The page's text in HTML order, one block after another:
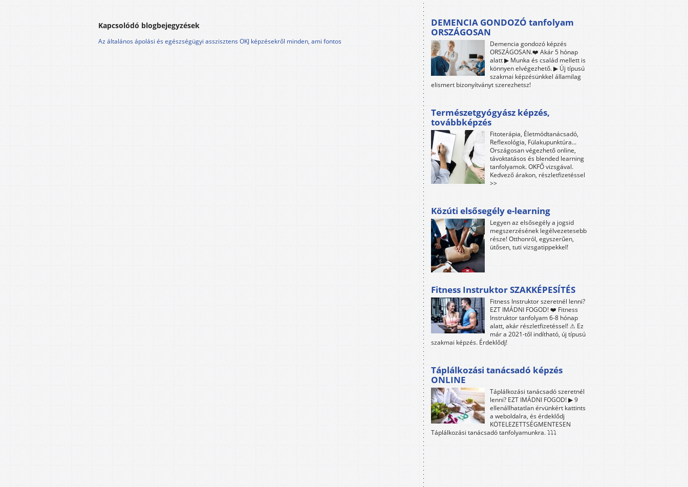
Kapcsolódó blogbejegyzések
Az általános ápolási és egészségügyi asszisztens OKJ képzésekről minden, ami fontos
DEMENCIA GONDOZÓ tanfolyam
ORSZÁGOSAN
Demencia gondozó képzés
ORSZÁGOSAN.❤️ Akár 5 hónap
alatt ▶ Munka és család mellett is
könnyen elvégezhető. ▶ Új típusú
szakmai képzésünkkel államilag
elismert bizonyítványt szerezhetsz!
Természetgyógyász képzés,
továbbképzés
Fitoterápia, Életmódtanácsadó,
Reflexológia, Fülakupunktúra...
Országosan végezhető online,
távoktatásos és blended learning
tanfolyamok. OKFŐ vizsgával.
Kedvező árakon, részletfizetéssel
>>
Közúti elsősegély e-learning
Legyen az elsősegély a jogsid
megszerzésének legélvezetesebb
része! Otthonról, egyszerűen,
ütősen, tuti vizsgatippekkel!
Fitness Instruktor SZAKKÉPESÍTÉS
Fitness Instruktor szeretnél lenni?
EZT IMÁDNI FOGOD! ❤️ Fitness
Instruktor tanfolyam 6-8 hónap
alatt, akár részletfizetéssel! ⚠ Ez
már a 2021-től indítható, új típusú
szakmai képzés. Érdeklődj!
Táplálkozási tanácsadó képzés
ONLINE
Táplálkozási tanácsadó szeretnél
lenni? EZT IMÁDNI FOGOD! ▶ 9
ellenállhatatlan érvünkért kattints
a weboldalra, és érdeklődj
KÖTELEZETTSÉGMENTESEN
Táplálkozási tanácsadó tanfolyamunkra. ⤵⤵⤵